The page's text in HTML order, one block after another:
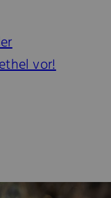
vor!